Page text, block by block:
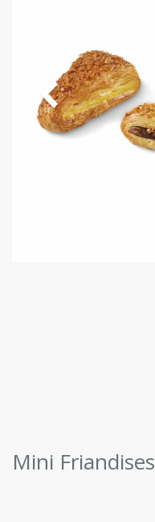
Mini